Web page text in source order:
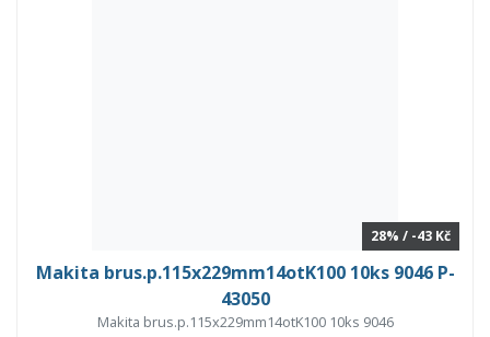
28% / -43 Kč
Makita brus.p.115x229mm14otK100 10ks 9046 P-
43050
Makita brus.p.115x229mm14otK100 10ks 9046